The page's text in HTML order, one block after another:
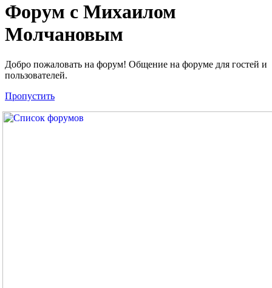
Форум с Михаилом
Молчановым
Добро пожаловать на форум! Общение на форуме для гостей и
пользователей.
Пропустить